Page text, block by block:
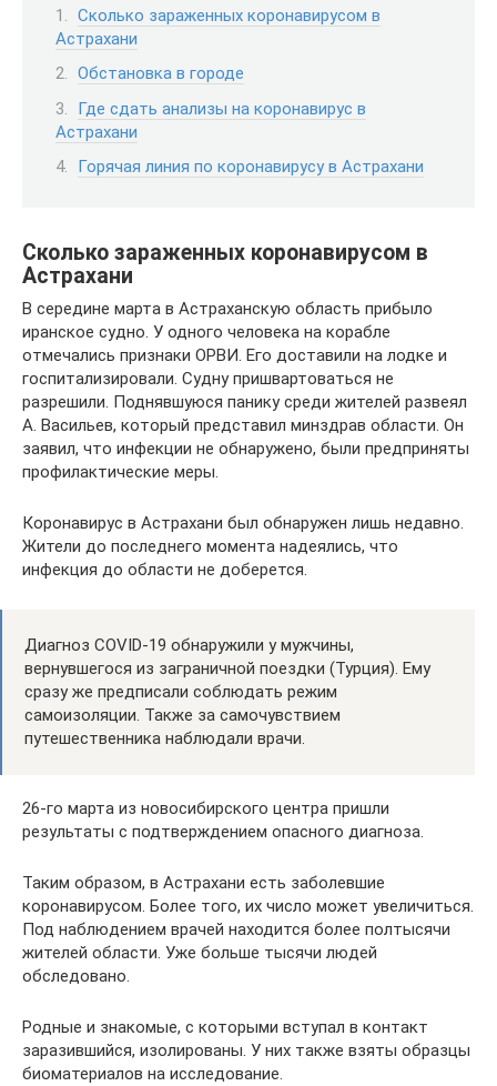
Сколько зараженных коронавирусом в
Астрахани
Обстановка в городе
Где сдать анализы на коронавирус в
Астрахани
Горячая линия по коронавирусу в Астрахани
Сколько зараженных коронавирусом в
Астрахани
В середине марта в Астраханскую область прибыло
иранское судно. У одного человека на корабле
отмечались признаки ОРВИ. Его доставили на лодке и
госпитализировали. Судну пришвартоваться не
разрешили. Поднявшуюся панику среди жителей развеял
А. Васильев, который представил минздрав области. Он
заявил, что инфекции не обнаружено, были предприняты
профилактические меры.
Коронавирус в Астрахани был обнаружен лишь недавно.
Жители до последнего момента надеялись, что
инфекция до области не доберется.
Диагноз COVID-19 обнаружили у мужчины,
вернувшегося из заграничной поездки (Турция). Ему
сразу же предписали соблюдать режим
самоизоляции. Также за самочувствием
путешественника наблюдали врачи.
26-го марта из новосибирского центра пришли
результаты с подтверждением опасного диагноза.
Таким образом, в Астрахани есть заболевшие
коронавирусом. Более того, их число может увеличиться.
Под наблюдением врачей находится более полтысячи
жителей области. Уже больше тысячи людей
обследовано.
Родные и знакомые, с которыми вступал в контакт
заразившийся, изолированы. У них также взяты образцы
биоматериалов на исследование.